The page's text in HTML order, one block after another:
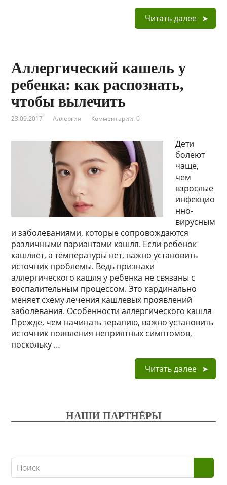
Читать далее
Аллергический кашель у
ребенка: как распознать,
чтобы вылечить
23.09.2017 Аллергия Комментарии: 0
Дети
болеют
чаще,
чем
взрослые
инфекцио
нно-
вирусным
и заболеваниями, которые сопровождаются
различными вариантами кашля. Если ребенок
кашляет, а температуры нет, важно установить
источник проблемы. Ведь признаки
аллергического кашля у ребенка не связаны с
воспалительным процессом. Это кардинально
меняет схему лечения кашлевых проявлений
заболевания. Особенности аллергического кашля
Прежде, чем начинать терапию, важно установить
источник появления неприятных симптомов,
поскольку …
Читать далее
НАШИ ПАРТНЁРЫ